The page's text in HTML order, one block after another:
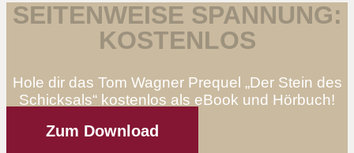
SEITENWEISE SPANNUNG:
KOSTENLOS
Hole dir das Tom Wagner Prequel „Der Stein des
Schicksals“ kostenlos als eBook und Hörbuch!
Zum Download